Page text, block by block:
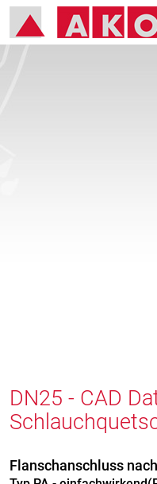
DN25 - CAD
Flanschanschluss